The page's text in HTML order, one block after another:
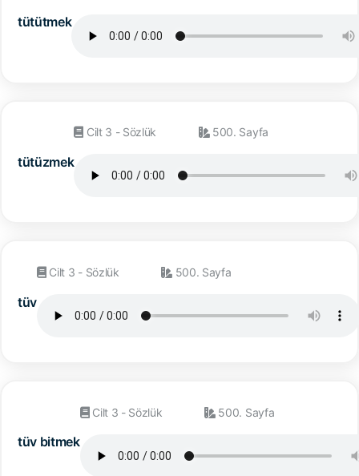
tütütmek
tütüzmek
Cilt 3 - Sözlük 500. Sayfa
tüv
Cilt 3 - Sözlük 500. Sayfa
tüv bitmek
Cilt 3 - Sözlük 500. Sayfa